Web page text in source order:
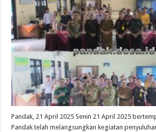
Pandak, 21 April 2025 Senin 21 April 2025
Pandak telah melangsungkan kegiatan